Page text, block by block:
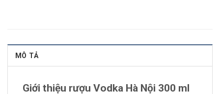
MÔ TẢ
Giới thiệu rượu Vodka Hà Nội 300 ml